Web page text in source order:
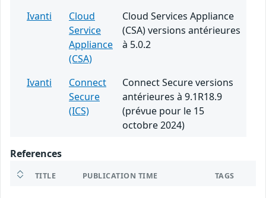
Ivanti
Cloud
Service
Appliance
(CSA)
Cloud Services Appliance
(CSA) versions antérieures
à 5.0.2
Ivanti
Connect
Secure
(ICS)
Connect Secure versions
antérieures à 9.1R18.9
(prévue pour le 15
octobre 2024)
References
TITLE PUBLICATION TIME TAGS